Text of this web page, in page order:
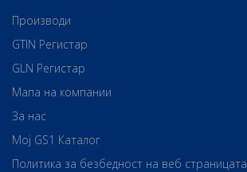
Производи
GTIN Регистар
GLN Регистар
Мапа на компании
За нас
Мој GS1 Каталог
Политика за безбедност на веб страницата